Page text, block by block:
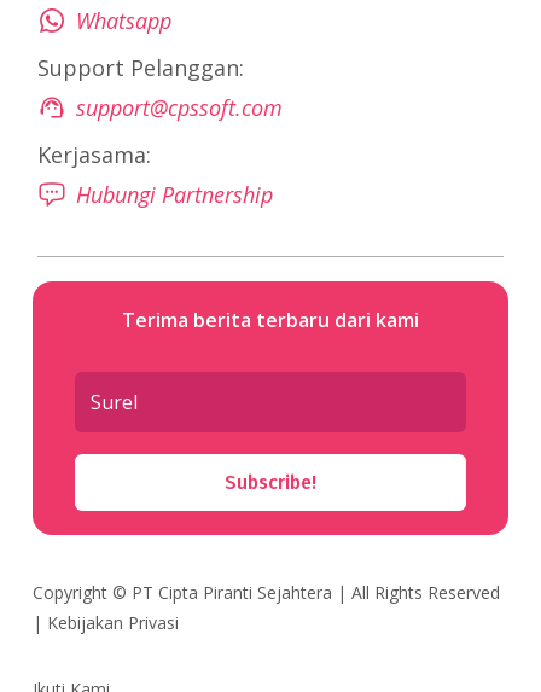
Whatsapp
Support Pelanggan:
support@cpssoft.com
Kerjasama:
Hubungi Partnership
Terima berita terbaru dari kami
Subscribe!
Copyright © PT Cipta Piranti Sejahtera | All Rights Reserved
| Kebijakan Privasi